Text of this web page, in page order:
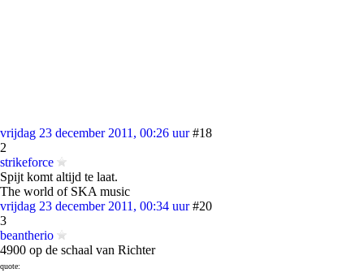
vrijdag 23 december 2011, 00:26 uur #18
2
strikeforce
Spijt komt altijd te laat.
The world of SKA music
vrijdag 23 december 2011, 00:34 uur #20
3
beantherio
4900 op de schaal van Richter
quote: